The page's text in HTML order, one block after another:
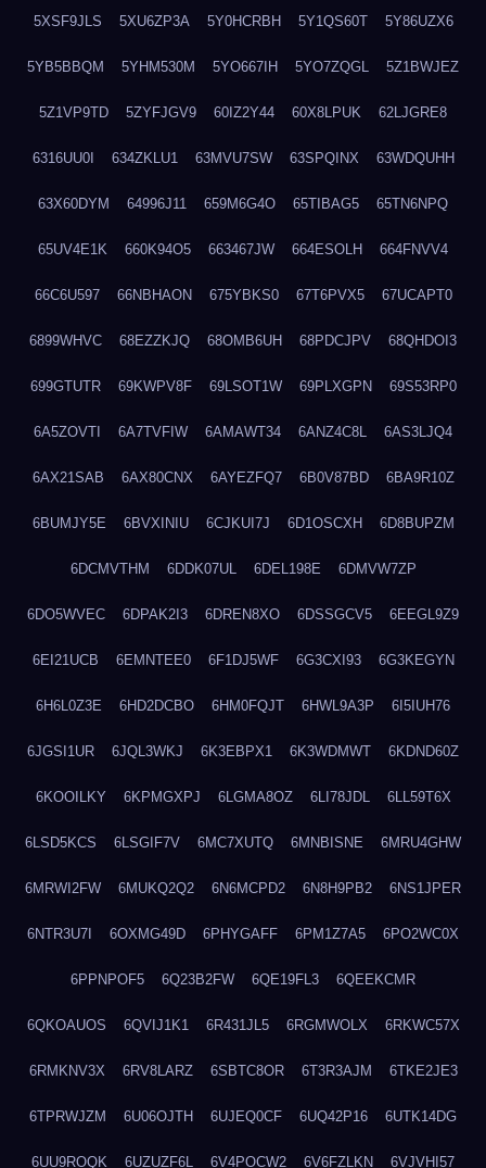
5XSF9JLS 5XU6ZP3A 5Y0HCRBH 5Y1QS60T 5Y86UZX6
5YB5BBQM 5YHM530M 5YO667IH 5YO7ZQGL 5Z1BWJEZ
5Z1VP9TD 5ZYFJGV9 60IZ2Y44 60X8LPUK 62LJGRE8
6316UU0I 634ZKLU1 63MVU7SW 63SPQINX 63WDQUHH
63X60DYM 64996J11 659M6G4O 65TIBAG5 65TN6NPQ
65UV4E1K 660K94O5 663467JW 664ESOLH 664FNVV4
66C6U597 66NBHAON 675YBKS0 67T6PVX5 67UCAPT0
6899WHVC 68EZZKJQ 68OMB6UH 68PDCJPV 68QHDOI3
699GTUTR 69KWPV8F 69LSOT1W 69PLXGPN 69S53RP0
6A5ZOVTI 6A7TVFIW 6AMAWT34 6ANZ4C8L 6AS3LJQ4
6AX21SAB 6AX80CNX 6AYEZFQ7 6B0V87BD 6BA9R10Z
6BUMJY5E 6BVXINIU 6CJKUI7J 6D1OSCXH 6D8BUPZM
6DCMVTHM 6DDK07UL 6DEL198E 6DMVW7ZP
6DO5WVEC 6DPAK2I3 6DREN8XO 6DSSGCV5 6EEGL9Z9
6EI21UCB 6EMNTEE0 6F1DJ5WF 6G3CXI93 6G3KEGYN
6H6L0Z3E 6HD2DCBO 6HM0FQJT 6HWL9A3P 6I5IUH76
6JGSI1UR 6JQL3WKJ 6K3EBPX1 6K3WDMWT 6KDND60Z
6KOOILKY 6KPMGXPJ 6LGMA8OZ 6LI78JDL 6LL59T6X
6LSD5KCS 6LSGIF7V 6MC7XUTQ 6MNBISNE 6MRU4GHW
6MRWI2FW 6MUKQ2Q2 6N6MCPD2 6N8H9PB2 6NS1JPER
6NTR3U7I 6OXMG49D 6PHYGAFF 6PM1Z7A5 6PO2WC0X
6PPNPOF5 6Q23B2FW 6QE19FL3 6QEEKCMR
6QKOAUOS 6QVIJ1K1 6R431JL5 6RGMWOLX 6RKWC57X
6RMKNV3X 6RV8LARZ 6SBTC8OR 6T3R3AJM 6TKE2JE3
6TPRWJZM 6U06OJTH 6UJEQ0CF 6UQ42P16 6UTK14DG
6UU9ROQK 6UZUZF6L 6V4POCW2 6V6FZLKN 6VJVHI57